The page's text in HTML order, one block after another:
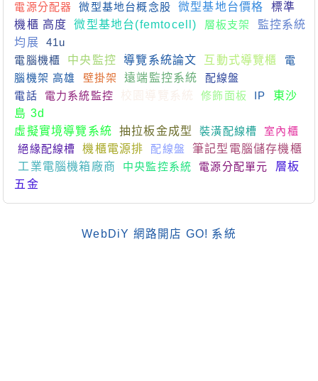
電源分配器
微型基地台概念股 微型基地台價格
標準
機櫃 高度
微型基地台(femtocell) 層板支架
監控系統
均展
41u
電腦機櫃
中央監控 導覽系統論文 互動式導覽櫃
電
腦機架 高雄
壁掛架 遠端監控系統
配線盤
電話
電力系統監控 修飾面板 IP
東沙
島 3d
虛擬實境導覽系統
抽拉板金成型 裝潢配線槽
室內櫃
絕緣配線槽
機櫃電源排 配線盤
筆記型電腦儲存機櫃
工業電腦機箱廠商
中央監控系統 電源分配單元
層板
五金
WebDiY 網路開店 GO! 系統